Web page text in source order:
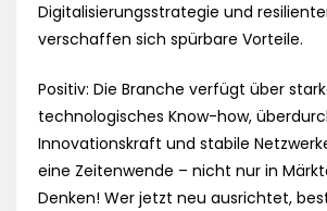
Digitalisierungsstrategie und
verschaffen sich spürbare Vorteile.
Positiv: Die Branche verfügt über
technologisches Know-how,
Innovationskraft und stabile
eine Zeitenwende – nicht nur in
Denken! Wer jetzt neu ausrichtet,